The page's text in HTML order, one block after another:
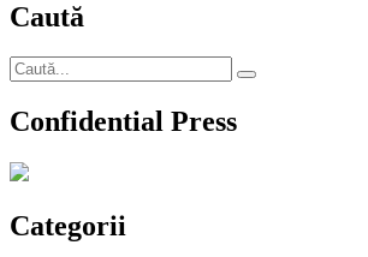
Caută
Caută
după:
Căutare
Confidential Press
Categorii